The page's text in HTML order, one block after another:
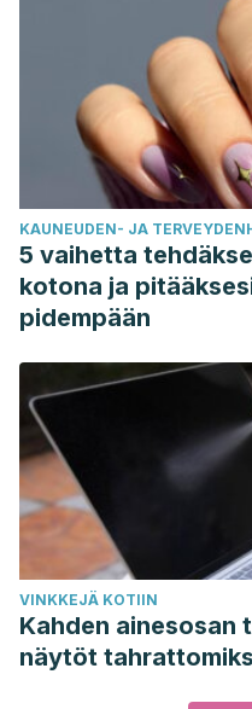
KAUNEUDEN- JA
5 vaihetta
kotona ja
pidempään
VINKKEJÄ KOTIIN
Kahden ainesosan
näytöt